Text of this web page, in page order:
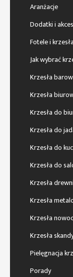
Aranżacje
Dodatki i
Fotele i
Jak wybrać
Krzesła
Krzesła
Krzesła do
Krzesła do
Krzesła do
Krzesła do
Krzesła
Krzesła
Krzesła
Krzesła
Pielęgnacja
Porady